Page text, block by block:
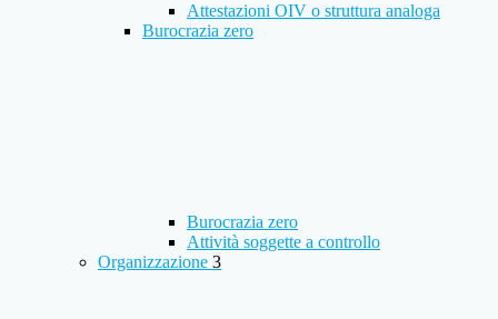
Attestazioni OIV o struttura analoga
Burocrazia zero
Burocrazia zero
Attività soggette a controllo
Organizzazione 3